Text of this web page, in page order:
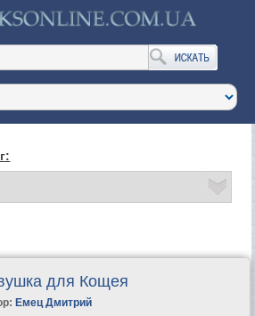
для Кощея
Емец Дмитрий